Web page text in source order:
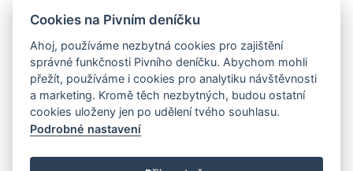
© 2010–2026 byLukáš Zemanaka Emka
Máme rádi
Pivní.info
Poznámka pod čarou
Cookies na Pivním deníčku
Ahoj, používáme nezbytná cookies pro zajištění
správné funkčnosti Pivního deníčku. Abychom mohli
přežít, používáme i cookies pro analytiku návštěvnosti
a marketing. Kromě těch nezbytných, budou ostatní
cookies uloženy jen po udělení tvého souhlasu.
Podrobné nastavení